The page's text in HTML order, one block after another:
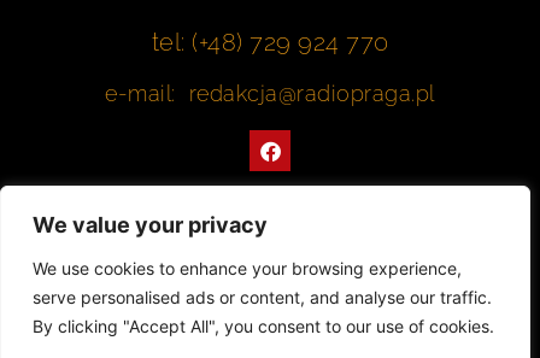
We value your privacy
We use cookies to enhance your browsing experience,
serve personalised ads or content, and analyse our traffic.
By clicking "Accept All", you consent to our use of cookies.
tel: (+48) 729 924 770
e-mail: redakcja@radiopraga.pl
F
a
c
o
k
Współpracujemy z Muzeum Warszawskiej Pragi
© 2022 All rights Reserved. Radiopraga.pl